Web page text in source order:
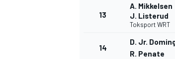
13
A. Mikkelsen
J. Listerud
Toksport WRT
14
D. Jr.
R. Penate